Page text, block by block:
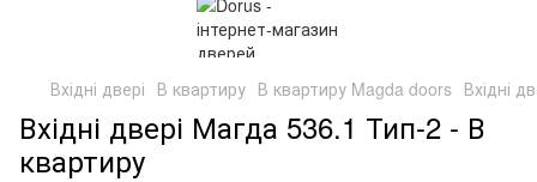
Вхідні двері В квартиру В квартиру Magda doors Вхідні
Вхідні двері Магда 536.1 Тип-2 - В
квартиру